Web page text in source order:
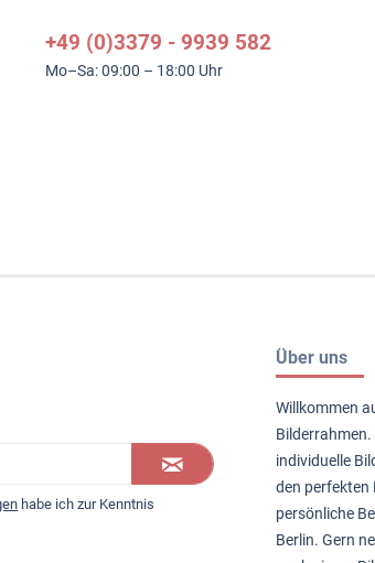
+49 (0)3379 - 9939 582
Mo–Sa: 09:00 – 18:00 Uhr
habe ich zur Kenntnis
Über uns
Willkommen
individuelle
den perfekten
persönliche
Berlin. Gern